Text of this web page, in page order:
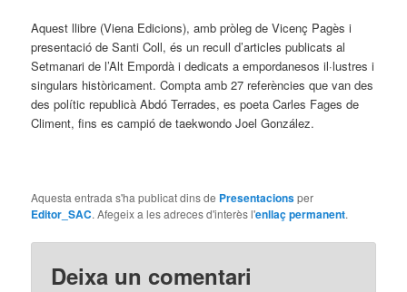
Aquest llibre (Viena Edicions), amb pròleg de Vicenç Pagès i
presentació de Santi Coll, és un recull d’articles publicats al
Setmanari de l’Alt Empordà i dedicats a empordanesos il·lustres i
singulars històricament. Compta amb 27 referències que van des
des polític republicà Abdó Terrades, es poeta Carles Fages de
Climent, fins es campió de taekwondo Joel González.
Aquesta entrada s'ha publicat dins de Presentacionsper
Editor_SAC. Afegeix a les adreces d'interès l'enllaç permanent.
Deixa un comentari